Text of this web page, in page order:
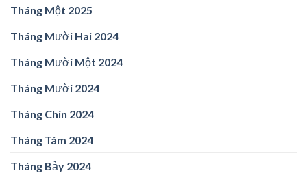
Tháng Một 2025
Tháng Mười Hai 2024
Tháng Mười Một 2024
Tháng Mười 2024
Tháng Chín 2024
Tháng Tám 2024
Tháng Bảy 2024